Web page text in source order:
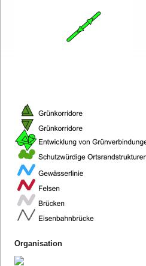
Organisation